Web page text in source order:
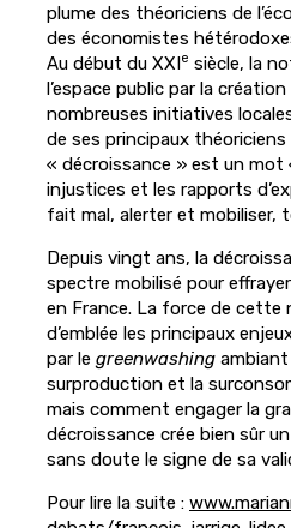
plume des théoriciens de
des économistes
Au début du XXIe siècle, la
l’espace public par la
nombreuses initiatives
de ses principaux
« décroissance » est un
injustices et les rapports
fait mal, alerter et mobiliser,
Depuis vingt ans, la
spectre mobilisé pour
en France. La force de cette
d’emblée les principaux
par le greenwashing
surproduction et la
mais comment engager la
décroissance crée bien sûr
sans doute le signe de sa
Pour lire la suite :